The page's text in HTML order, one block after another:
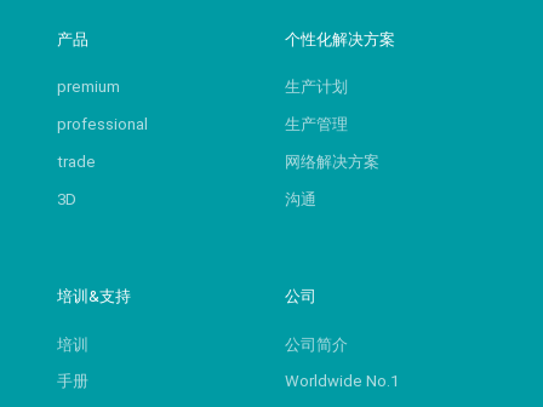
产品
premium
professional
trade
3D
个性化解决方案
生产计划
生产管理
网络解决方案
沟通
培训&支持
培训
手册
公司
公司简介
Worldwide No.1